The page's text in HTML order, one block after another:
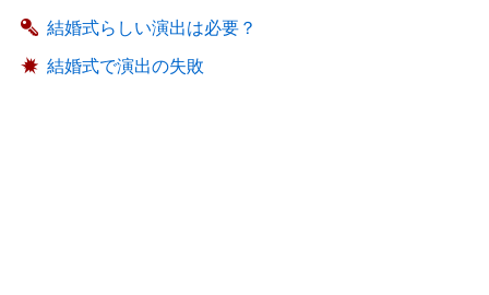
結婚式らしい演出は必要？
結婚式で演出の失敗